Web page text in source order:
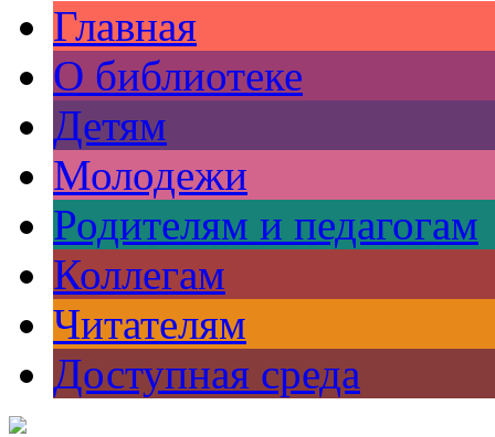
Главная
О библиотеке
Детям
Молодежи
Родителям и педагогам
Коллегам
Читателям
Доступная среда